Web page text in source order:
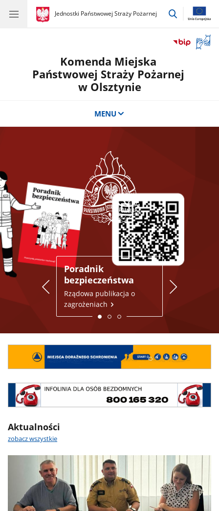
gov.pl
Jednostki Państwowej Straży Pożarnej
gov.pl
Jednostki
przejdź
okno
Komenda Miejska
Państwowej Straży Pożarnej
w Olsztynie
MENU
Poradnik
bezpieczeństwa
Rządowa publikacja o
zagrożeniach
Miejsca
aplikacja
Aktualności
zobacz wszystkie